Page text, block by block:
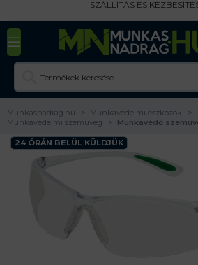
SZÁLLÍTÁS ÉS
Munkasnadrag.hu
Munkavédelmi eszközök
Munkavédelmi szemüveg
Munkavédő
24 ÓRÁN BELÜL KÜLDJÜK